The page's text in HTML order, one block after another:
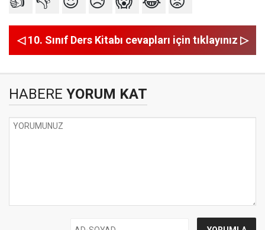
◁ 10. Sınıf Ders Kitabı cevapları için tıklayınız ▷
HABERE YORUM KAT